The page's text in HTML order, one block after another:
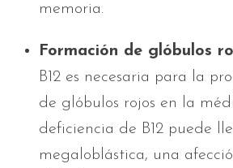
memoria.
Formación de glóbulos
B12 es necesaria para la
de glóbulos rojos en la
deficiencia de B12 puede
megaloblástica, una